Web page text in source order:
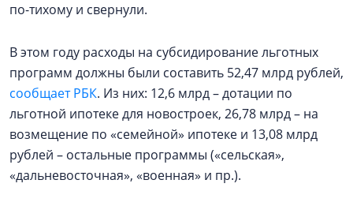
по-тихому и свернули.
В этом году расходы на субсидирование льготных
программ должны были составить 52,47 млрд рублей,
сообщает РБК. Из них: 12,6 млрд – дотации по
льготной ипотеке для новостроек, 26,78 млрд – на
возмещение по «семейной» ипотеке и 13,08 млрд
рублей – остальные программы («сельская»,
«дальневосточная», «военная» и пр.).